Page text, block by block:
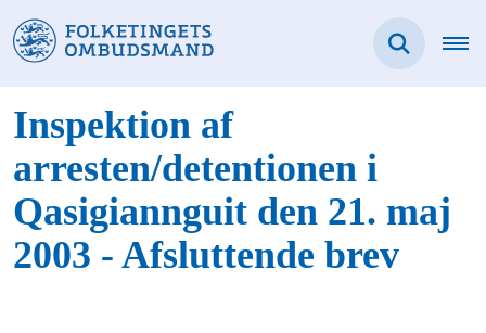
Inspektion af
arresten/detentionen i
Qasigiannguit den 21. maj
2003 - Afsluttende brev